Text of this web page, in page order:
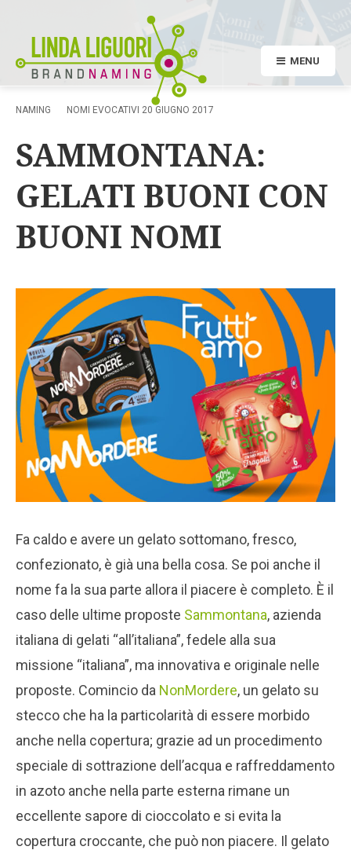
MENU
NAMING NOMI EVOCATIVI 20 GIUGNO 2017
SAMMONTANA:
GELATI BUONI CON
BUONI NOMI
Fa caldo e avere un gelato sottomano, fresco,
confezionato, è già una bella cosa. Se poi anche il
nome fa la sua parte allora il piacere è completo. È il
caso delle ultime proposte Sammontana, azienda
italiana di gelati “all’italiana”, fedele alla sua
missione “italiana”, ma innovativa e originale nelle
proposte. Comincio da NonMordere, un gelato su
stecco che ha la particolarità di essere morbido
anche nella copertura; grazie ad un procedimento
speciale di sottrazione dell’acqua e raffreddamento
in azoto anche nella parte esterna rimane un
eccellente sapore di cioccolato e si evita la
copertura croccante, che può non piacere. Il gelato